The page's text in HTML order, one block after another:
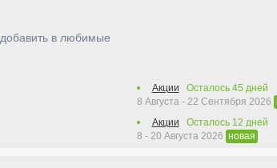
добавить в любимые
Акции Осталось 45 дней
8 Августа - 22 Сентября 2026
Акции
Осталось 12 дней
8 - 20 Августа 2026 новая